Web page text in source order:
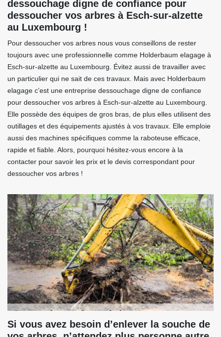
dessouchage digne de confiance pour
dessoucher vos arbres à Esch-sur-alzette
au Luxembourg !
Pour dessoucher vos arbres nous vous conseillons de rester
toujours avec une professionnelle comme Holderbaum elagage à
Esch-sur-alzette au Luxembourg. Évitez aussi de travailler avec
un particulier qui ne sait de ces travaux. Mais avec Holderbaum
elagage c’est une entreprise dessouchage digne de confiance
pour dessoucher vos arbres à Esch-sur-alzette au Luxembourg.
Elle possède des équipes de gros bras, de plus elles utilisent des
outillages et des équipements ajustés à vos travaux. Elle emploie
aussi des machines spécifiques comme la raboteuse efficace,
rapide et fiable. Alors, pourquoi hésitez-vous encore à la
contacter pour savoir les prix et le devis correspondant pour
dessoucher vos arbres !
Si vous avez besoin d’enlever la souche de